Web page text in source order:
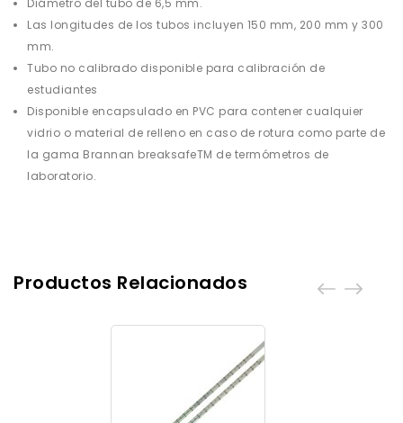
Las longitudes de los tubos incluyen 150 mm, 200 mm y 300
mm.
Tubo no calibrado disponible para calibración de
estudiantes
Disponible encapsulado en PVC para contener cualquier
vidrio o material de relleno en caso de rotura como parte de
la gama Brannan breaksafeTM de termómetros de
laboratorio.
Productos Relacionados